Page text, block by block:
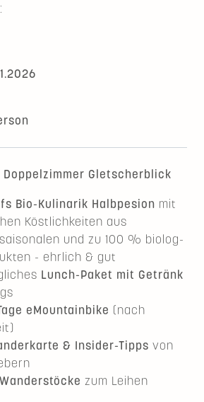
Doppelzimmer Gletscherblick
Bio-Kulinarik Halbpesion mit
Köstlichkeiten aus
und zu 100 % biolog­
- ehrlich & gut
Lunch-Paket mit Getränk
eMountainbike (nach
& Insider-Tipps von
Wanderstöcke zum Leihen